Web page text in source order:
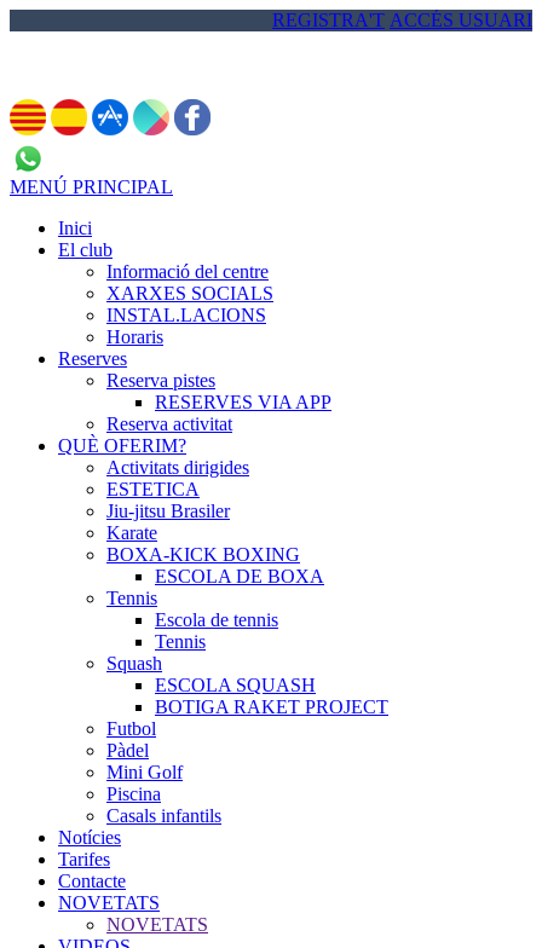
REGISTRA'T ACCÉS USUARI
MENÚ PRINCIPAL
Inici
El club
Informació del centre
XARXES SOCIALS
INSTAL.LACIONS
Horaris
Reserves
Reserva pistes
RESERVES VIA APP
Reserva activitat
QUÈ OFERIM?
Activitats dirigides
ESTETICA
Jiu-jitsu Brasiler
Karate
BOXA-KICK BOXING
ESCOLA DE BOXA
Tennis
Escola de tennis
Tennis
Squash
ESCOLA SQUASH
BOTIGA RAKET PROJECT
Futbol
Pàdel
Mini Golf
Piscina
Casals infantils
Notícies
Tarifes
Contacte
NOVETATS
NOVETATS